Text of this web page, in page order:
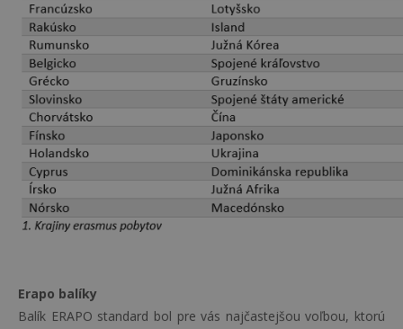
Erapo balíky
Balík ERAPO standard bol pre vás najčastejšou voľbou, ktorú